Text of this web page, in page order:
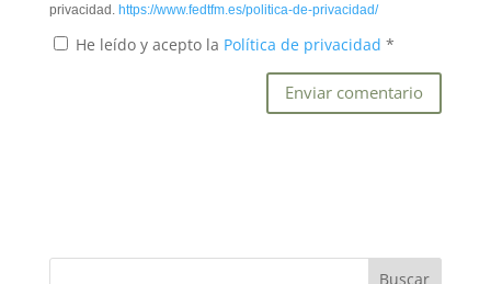
privacidad. https://www.fedtfm.es/politica-de-privacidad/
He leído y acepto la Política de privacidad *